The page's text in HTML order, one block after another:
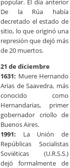
popular. El día anterior
De la Rúa había
decretado el estado de
sitio, lo que originó una
represión que dejó más
de 20 muertos.
21 de diciembre
1631: Muere Hernando
Arias de Saavedra, más
conocido como
Hernandarias, primer
gobernador criollo de
Buenos Aires.
1991: La Unión de
Repúblicas Socialistas
Soviéticas (U.R.S.S.)
dejó formalmente de